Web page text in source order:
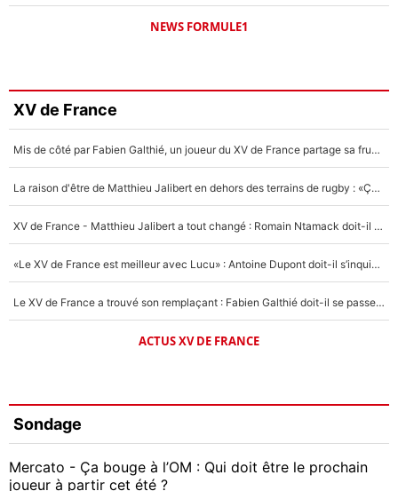
NEWS FORMULE1
XV de France
Mis de côté par Fabien Galthié, un joueur du XV de France partage sa frustration : «ils ne me l’ont pas dit tout de suite»
La raison d'être de Matthieu Jalibert en dehors des terrains de rugby : «Ça m'atteint autant que si tu touches à un membre de ma famille»
XV de France - Matthieu Jalibert a tout changé : Romain Ntamack doit-il s’inquiéter pour sa place à un an de la Coupe du monde ?
«Le XV de France est meilleur avec Lucu» : Antoine Dupont doit-il s’inquiéter pour sa place ?
Le XV de France a trouvé son remplaçant : Fabien Galthié doit-il se passer d'Antoine Dupont ?
ACTUS XV DE FRANCE
Sondage
Mercato - Ça bouge à l’OM : Qui doit être le prochain
joueur à partir cet été ?